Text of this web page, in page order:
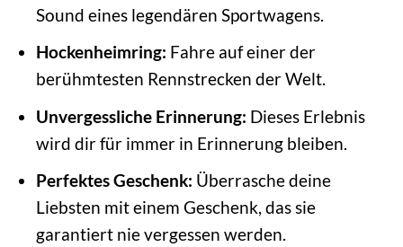
Sound eines legendären Sportwagens.
Hockenheimring: Fahre auf einer der
berühmtesten Rennstrecken der Welt.
Unvergessliche Erinnerung: Dieses Erlebnis
wird dir für immer in Erinnerung bleiben.
Perfektes Geschenk: Überrasche deine
Liebsten mit einem Geschenk, das sie
garantiert nie vergessen werden.